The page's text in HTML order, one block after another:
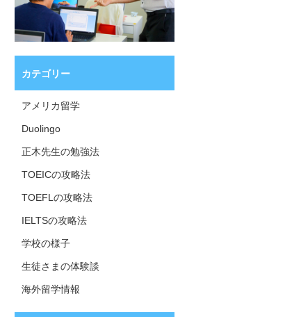
カテゴリー
アメリカ留学
Duolingo
正木先生の勉強法
TOEICの攻略法
TOEFLの攻略法
IELTSの攻略法
学校の様子
生徒さまの体験談
海外留学情報